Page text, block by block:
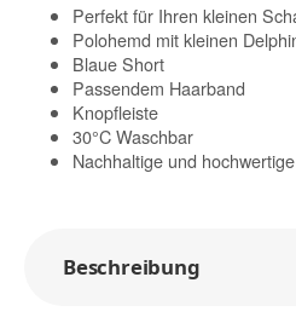
Perfekt für Ihren kleinen
Polohemd mit kleinen
Blaue Short
Passendem Haarband
Knopfleiste
30°C Waschbar
Nachhaltige und
Beschreibung